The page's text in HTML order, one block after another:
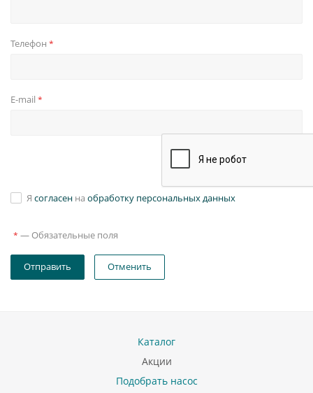
Телефон *
E-mail *
Я согласен на обработку персональных данных
* — Обязательные поля
Отправить Отменить
Каталог
Акции
Подобрать насос